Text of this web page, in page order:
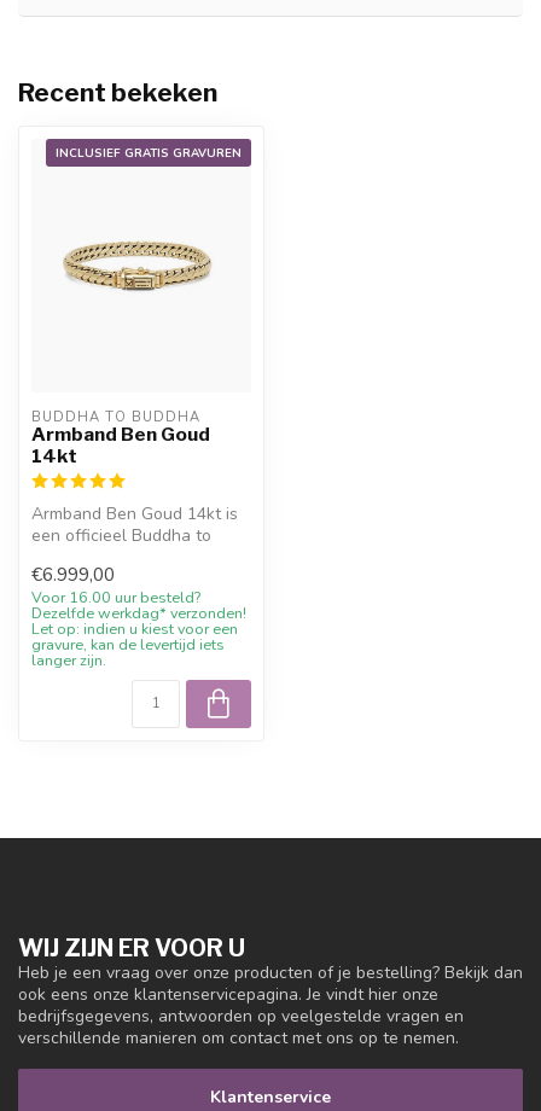
Recent bekeken
INCLUSIEF GRATIS GRAVUREN
BUDDHA TO BUDDHA
Armband Ben Goud
14kt
Armband Ben Goud 14kt is
een officieel Buddha to
Gere...
€6.999,00
Voor 16.00 uur besteld?
Dezelfde werkdag* verzonden!
Let op: indien u kiest voor een
gravure, kan de levertijd iets
langer zijn.
WIJ ZIJN ER VOOR U
Heb je een vraag over onze producten of je bestelling? Bekijk dan
ook eens onze klantenservicepagina. Je vindt hier onze
bedrijfsgegevens, antwoorden op veelgestelde vragen en
verschillende manieren om contact met ons op te nemen.
Klantenservice